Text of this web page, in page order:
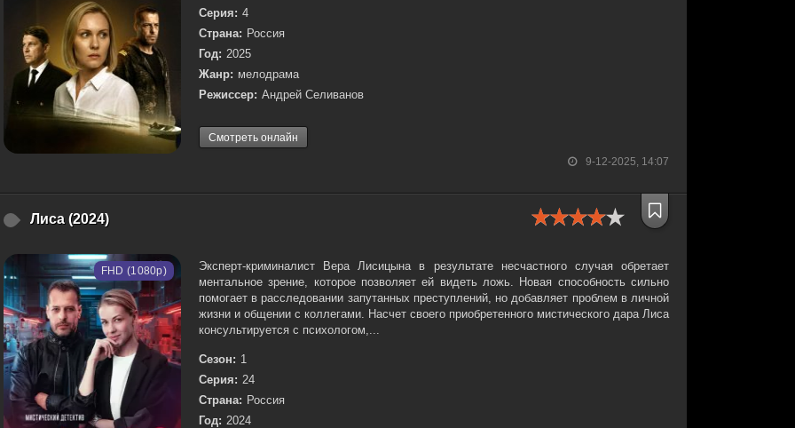
9-12-2025, 14:07
Серия: 4
Страна: Россия
Год: 2025
Жанр: мелодрама
Режиссер: Андрей Селиванов
Смотреть онлайн
Лиса (2024)
FHD (1080p)
Эксперт-криминалист Вера Лисицына в результате несчастного случая обретает
ментальное зрение, которое позволяет ей видеть ложь. Новая способность сильно
помогает в расследовании запутанных преступлений, но добавляет проблем в личной
жизни и общении с коллегами. Насчет своего приобретенного мистического дара Лиса
консультируется с психологом,...
Сезон: 1
Серия: 24
Страна: Россия
Год: 2024